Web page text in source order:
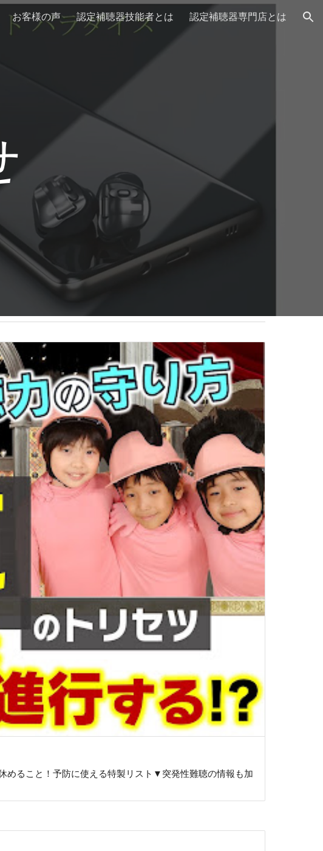
to navigation
お客様の声 認定補聴器技能者とは 認定補聴器専門店とは
めること！予防に使える特製リスト▼突発性難聴の情報も加